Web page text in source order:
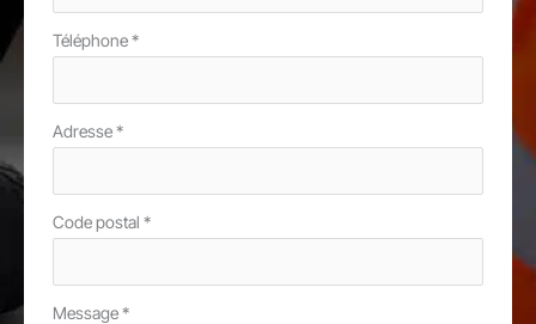
Téléphone*
Adresse*
Code postal *
Message*